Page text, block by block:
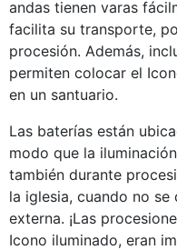
andas tienen varas
facilita su transporte,
procesión. Además,
permiten colocar el
en un santuario.
Las baterías están
modo que la
también durante
la iglesia, cuando no
externa. ¡Las
Icono iluminado, eran